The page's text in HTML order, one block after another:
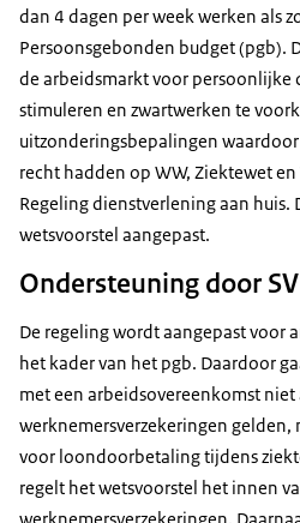
dan 4 dagen per week werken als
Persoonsgebonden budget (pgb).
de arbeidsmarkt voor persoonlijke
stimuleren en zwartwerken te
uitzonderingsbepalingen
recht hadden op WW, Ziektewet
Regeling dienstverlening aan huis.
wetsvoorstel aangepast.
Ondersteuning door
De regeling wordt aangepast voor
het kader van het pgb. Daardoor
met een arbeidsovereenkomst
werknemersverzekeringen gelden,
voor loondoorbetaling tijdens
regelt het wetsvoorstel het innen